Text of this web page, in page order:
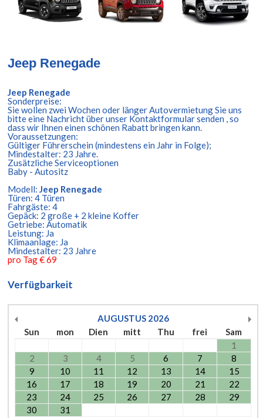
Jeep Renegade
Jeep Renegade
Sonderpreise:
Sie wollen zwei Wochen oder länger Autovermietung Sie uns
bitte eine Nachricht über unser Kontaktformular senden , so
dass wir Ihnen einen schönen Rabatt bringen kann.
Voraussetzungen:
Gültiger Führerschein (mindestens ein Jahr in Folge);
Mindestalter: 23 Jahre.
Zusätzliche Serviceoptionen
Baby - Autositz
Modell:Jeep Renegade
Türen: 4 Türen
Fahrgäste: 4
Gepäck: 2 große + 2 kleine Koffer
Getriebe: Automatik
Leistung: Ja
Klimaanlage: Ja
Mindestalter: 23 Jahre
pro Tag € 69
Verfügbarkeit
AUGUSTUS 2026
Sun
mon Dien mitt Thu frei
Sam
1
2
3 4 5 6 7
8
9
10 11 12 13 14
15
16
17 18 19 20 21
22
23
24 25 26 27 28
29
30
31